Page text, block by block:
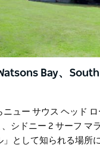
Bay、South
ニュー サウス ヘッド
、シドニー 2 サーフ マ
」として知られる場所